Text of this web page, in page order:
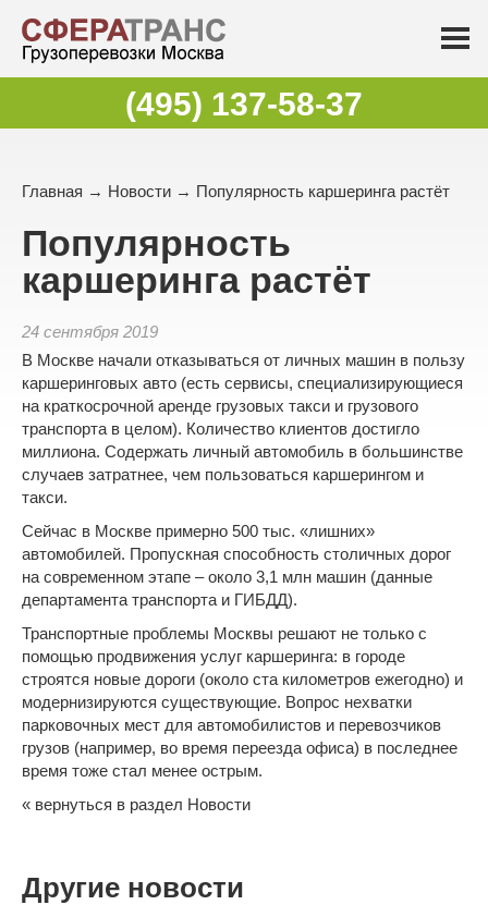
(495) 137-58-37
Главная → Новости → Популярность каршеринга растёт
Популярность
каршеринга растёт
24 сентября 2019
В Москве начали отказываться от личных машин в пользу
каршеринговых авто (есть сервисы, специализирующиеся
на краткосрочной аренде грузовых такси и грузового
транспорта в целом). Количество клиентов достигло
миллиона. Содержать личный автомобиль в большинстве
случаев затратнее, чем пользоваться каршерингом и
такси.
Сейчас в Москве примерно 500 тыс. «лишних»
автомобилей. Пропускная способность столичных дорог
на современном этапе – около 3,1 млн машин (данные
департамента транспорта и ГИБДД).
Транспортные проблемы Москвы решают не только с
помощью продвижения услуг каршеринга: в городе
строятся новые дороги (около ста километров ежегодно) и
модернизируются существующие. Вопрос нехватки
парковочных мест для автомобилистов и перевозчиков
грузов (например, во время переезда офиса) в последнее
время тоже стал менее острым.
« вернуться в раздел Новости
Другие новости